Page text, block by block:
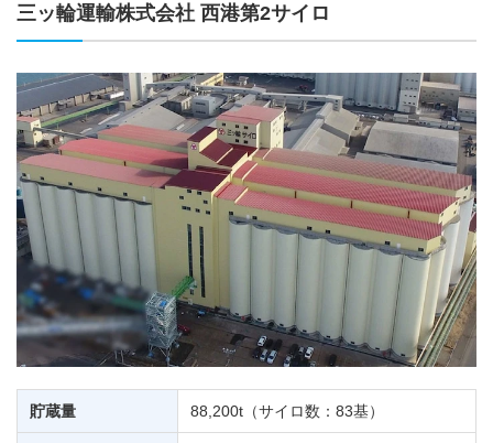
三ッ輪運輸株式会社 西港第2サイロ
貯蔵量 88,200t（サイロ数：83基）